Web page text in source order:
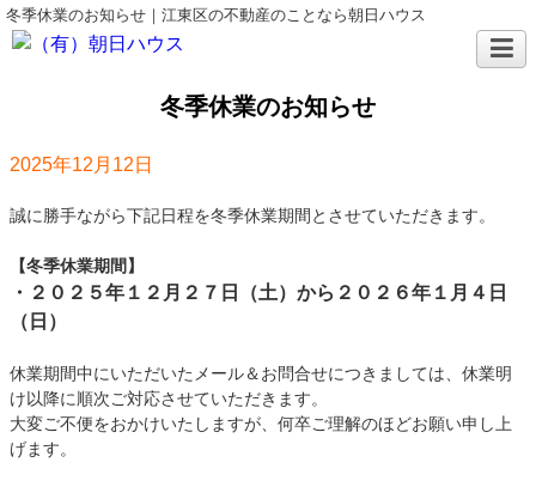
冬季休業のお知らせ｜江東区の不動産のことなら朝日ハウス
冬季休業のお知らせ
2025年12月12日
誠に勝手ながら下記日程を冬季休業期間とさせていただきます。
【冬季休業期間】
・２０２５年１２月２７日（土）から２０２６年１月４日
（日）
休業期間中にいただいたメール＆お問合せにつきましては、休業明
け以降に順次ご対応させていただきます。
大変ご不便をおかけいたしますが、何卒ご理解のほどお願い申し上
げます。